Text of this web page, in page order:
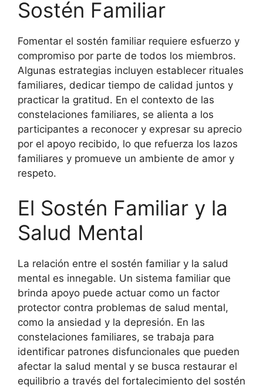
Sostén Familiar
Fomentar el sostén familiar requiere esfuerzo y
compromiso por parte de todos los miembros.
Algunas estrategias incluyen establecer rituales
familiares, dedicar tiempo de calidad juntos y
practicar la gratitud. En el contexto de las
constelaciones familiares, se alienta a los
participantes a reconocer y expresar su aprecio
por el apoyo recibido, lo que refuerza los lazos
familiares y promueve un ambiente de amor y
respeto.
El Sostén Familiar y la
Salud Mental
La relación entre el sostén familiar y la salud
mental es innegable. Un sistema familiar que
brinda apoyo puede actuar como un factor
protector contra problemas de salud mental,
como la ansiedad y la depresión. En las
constelaciones familiares, se trabaja para
identificar patrones disfuncionales que pueden
afectar la salud mental y se busca restaurar el
equilibrio a través del fortalecimiento del sostén